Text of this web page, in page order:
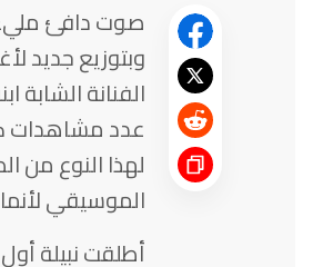
صوت دافئ مليء
وبتوزيع جديد
الفنانة
عدد مشاهدات
لهذا النوع من
الموسيقي